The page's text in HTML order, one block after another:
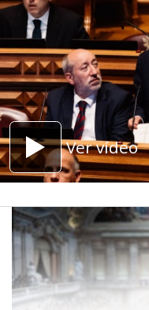
Ver vídeo